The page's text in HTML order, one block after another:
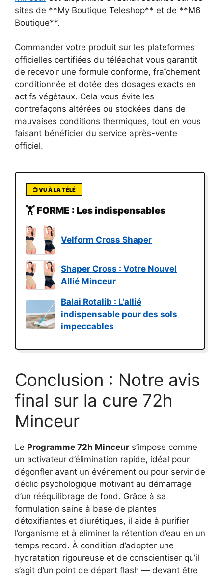
sites de **My Boutique Teleshop** et de **M6
Boutique**.
Commander votre produit sur les plateformes
officielles certifiées du téléachat vous garantit
de recevoir une formule conforme, fraîchement
conditionnée et dotée des dosages exacts en
actifs végétaux. Cela vous évite les
contrefaçons altérées ou stockées dans de
mauvaises conditions thermiques, tout en vous
faisant bénéficier du service après-vente
officiel.
📺 VU À LA TÉLÉ
🏋️ FORME : Les indispensables
Velform Cross Shaper
Shaper Cross : Votre Nouvel
Allié Minceur
Balai Rotalib : L’allié
indispensable pour des sols
impeccables
Conclusion : Notre avis
final sur la cure 72h
Minceur
Le Programme 72h Minceur s’impose comme
un activateur d’élimination rapide, idéal pour
dégonfler avant un événement ou pour servir de
déclic psychologique motivant au démarrage
d’un rééquilibrage de fond. Grâce à sa
formulation saine à base de plantes
détoxifiantes et diurétiques, il aide à purifier
l’organisme et à éliminer la rétention d’eau en un
temps record. À condition d’adopter une
hydratation rigoureuse et de conscientiser qu’il
s’agit d’un point de départ flash — devant être